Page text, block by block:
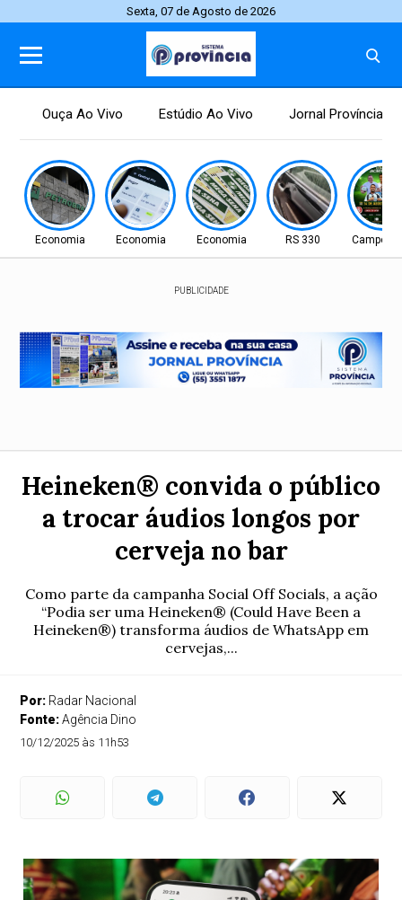
Sexta, 07 de Agosto de 2026
Ouça Ao Vivo Estúdio Ao Vivo Jornal Província
Economia Economia Economia RS 330 Campo
PUBLICIDADE
Heineken® convida o público
a trocar áudios longos por
cerveja no bar
Como parte da campanha Social Off Socials, a ação
“Podia ser uma Heineken® (Could Have Been a
Heineken®) transforma áudios de WhatsApp em
cervejas,...
Por: Radar Nacional
Fonte:Agência Dino
10/12/2025 às 11h53